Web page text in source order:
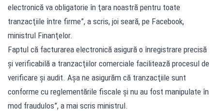
electronică va obligatorie în ţara noastră pentru toate
tranzacţiile între firme”, a scris, joi seară, pe Facebook,
ministrul Finanţelor.
Faptul că facturarea electronică asigură o înregistrare precisă
şi verificabilă a tranzacţiilor comerciale facilitează procesul de
verificare şi audit. Aşa ne asigurăm că tranzacţiile sunt
conforme cu reglementările fiscale şi nu au fost manipulate în
mod fraudulos”, a mai scris ministrul.